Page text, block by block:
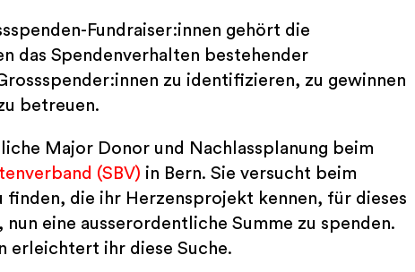
Fundraiser:innen gehört die
das Spendenverhalten bestehender
zu identifizieren, zu gewinnen
betreuen.
Major Donor und Nachlassplanung beim
(SBV) in Bern. Sie versucht beim
finden, die ihr Herzensprojekt kennen, für dieses
eine ausserordentliche Summe zu spenden.
erleichtert ihr diese Suche.